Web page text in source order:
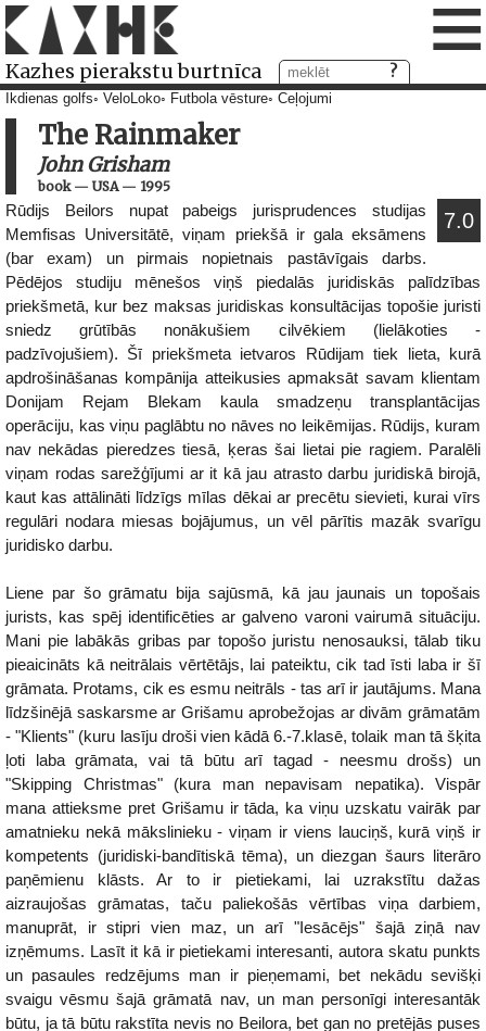
Kazhes pierakstu burtnīca ≡
Ikdienas golfs VeloLoko Futbola vēsture Ceļojumi
The Rainmaker
John Grisham
book— USA— 1995
7.0
Rūdijs Beilors nupat pabeigs jurisprudences studijas
Memfisas Universitātē, viņam priekšā ir gala eksāmens
(bar exam) un pirmais nopietnais pastāvīgais darbs.
Pēdējos studiju mēnešos viņš piedalās juridiskās palīdzības
priekšmetā, kur bez maksas juridiskas konsultācijas topošie juristi
sniedz grūtībās nonākušiem cilvēkiem (lielākoties -
padzīvojušiem). Šī priekšmeta ietvaros Rūdijam tiek lieta, kurā
apdrošināšanas kompānija atteikusies apmaksāt savam klientam
Donijam Rejam Blekam kaula smadzeņu transplantācijas
operāciju, kas viņu paglābtu no nāves no leikēmijas. Rūdijs, kuram
nav nekādas pieredzes tiesā, ķeras šai lietai pie ragiem. Paralēli
viņam rodas sarežģījumi ar it kā jau atrasto darbu juridiskā birojā,
kaut kas attālināti līdzīgs mīlas dēkai ar precētu sievieti, kurai vīrs
regulāri nodara miesas bojājumus, un vēl pārītis mazāk svarīgu
juridisko darbu.
Liene par šo grāmatu bija sajūsmā, kā jau jaunais un topošais
jurists, kas spēj identificēties ar galveno varoni vairumā situāciju.
Mani pie labākās gribas par topošo juristu nenosauksi, tālab tiku
pieaicināts kā neitrālais vērtētājs, lai pateiktu, cik tad īsti laba ir šī
grāmata. Protams, cik es esmu neitrāls - tas arī ir jautājums. Mana
līdzšinējā saskarsme ar Grišamu aprobežojas ar divām grāmatām
- "Klients" (kuru lasīju droši vien kādā 6.-7.klasē, tolaik man tā šķita
ļoti laba grāmata, vai tā būtu arī tagad - neesmu drošs) un
"Skipping Christmas" (kura man nepavisam nepatika). Vispār
mana attieksme pret Grišamu ir tāda, ka viņu uzskatu vairāk par
amatnieku nekā mākslinieku - viņam ir viens lauciņš, kurā viņš ir
kompetents (juridiski-bandītiskā tēma), un diezgan šaurs literāro
paņēmienu klāsts. Ar to ir pietiekami, lai uzrakstītu dažas
aizraujošas grāmatas, taču paliekošās vērtības viņa darbiem,
manuprāt, ir stipri vien maz, un arī "Iesācējs" šajā ziņā nav
izņēmums. Lasīt it kā ir pietiekami interesanti, autora skatu punkts
un pasaules redzējums man ir pieņemami, bet nekādu sevišķi
svaigu vēsmu šajā grāmatā nav, un man personīgi interesantāk
būtu, ja tā būtu rakstīta nevis no Beilora, bet gan no pretējās puses